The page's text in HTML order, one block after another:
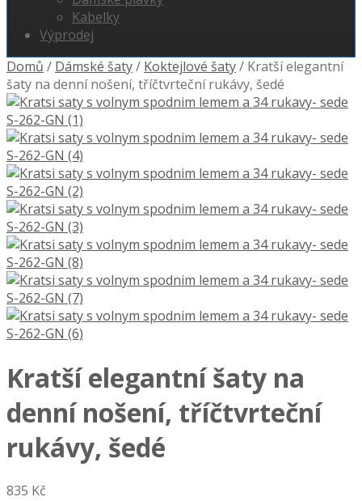
Kabelky
Výprodej
Domů / Dámské šaty/ Koktejlové šaty/ Kratší elegantní
šaty na denní nošení, tříčtvrteční rukávy, šedé
Kratší elegantní šaty na
denní nošení, tříčtvrteční
rukávy, šedé
835 Kč